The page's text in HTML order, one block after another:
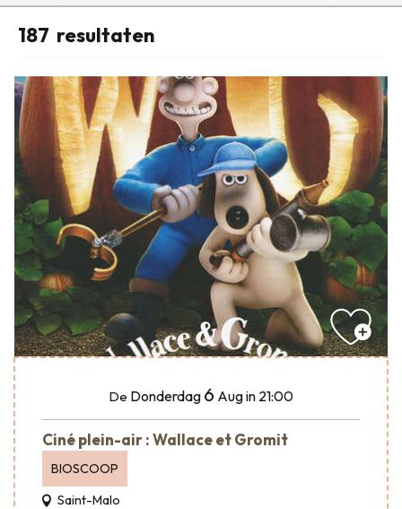
187 resultaten
De Donderdag 6 Augin 21:00
Ciné plein-air : Wallace et Gromit
BIOSCOOP
Saint-Malo